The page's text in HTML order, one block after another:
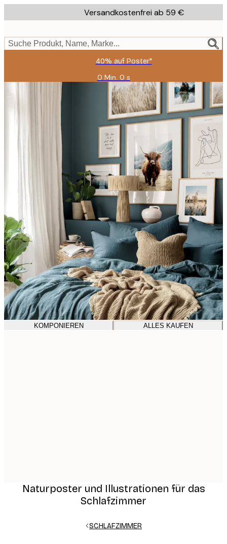
to
content.
Versandkostenfrei ab 59 €
Suche Produkt, Name, Marke...
40% auf Poster*
0 Min. 0 s
Gültig
bis:
2026-
08-
09
KOMPONIEREN ALLES KAUFEN
Naturposter und Illustrationen für das
Schlafzimmer
SCHLAFZIMMER